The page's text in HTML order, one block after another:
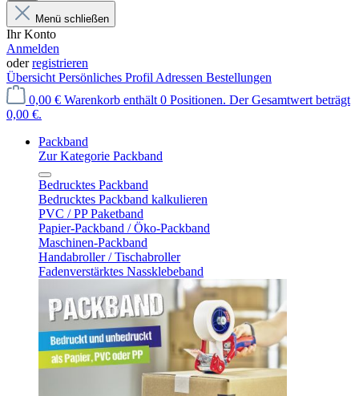
Menü schließen
Ihr Konto
Anmelden
oderregistrieren
Übersicht Persönliches Profil Adressen Bestellungen
0,00 € Warenkorb enthält 0 Positionen. Der Gesamtwert beträgt
0,00 €.
Packband
Zur Kategorie Packband
Bedrucktes Packband
Bedrucktes Packband kalkulieren
PVC / PP Paketband
Papier-Packband / Öko-Packband
Maschinen-Packband
Handabroller / Tischabroller
Fadenverstärktes Nassklebeband